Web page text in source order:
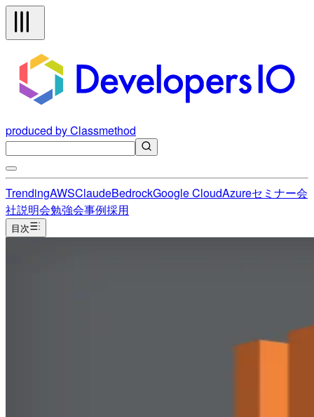
produced by Classmethod
TrendingAWSClaudeBedrockGoogle CloudAzureセミナー会
社説明会勉強会事例採用
目次